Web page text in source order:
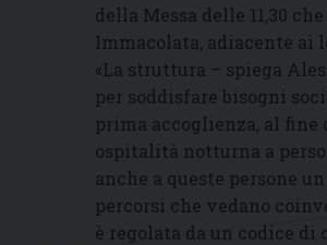
della Messa delle 11,30
Immacolata, adiacente ai
«La struttura – spiega
per soddisfare bisogni
prima accoglienza, al
ospitalità notturna a
anche a queste persone
percorsi che vedano
è regolata da un codice